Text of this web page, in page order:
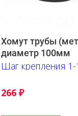
Хомут трубы
диаметр 100мм
Шаг крепления
266 ₽